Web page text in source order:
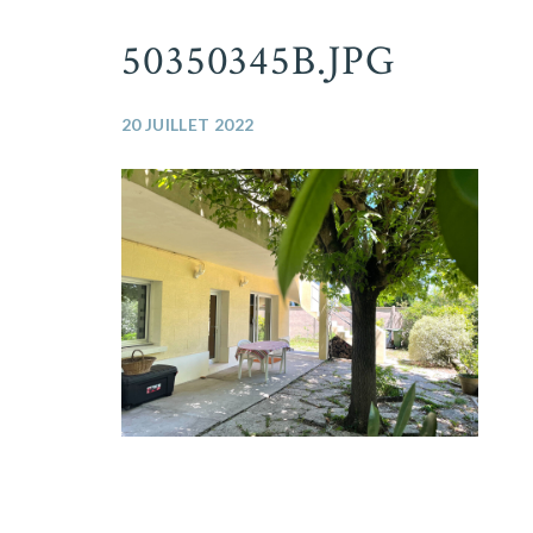
50350345B.JPG
20 JUILLET 2022